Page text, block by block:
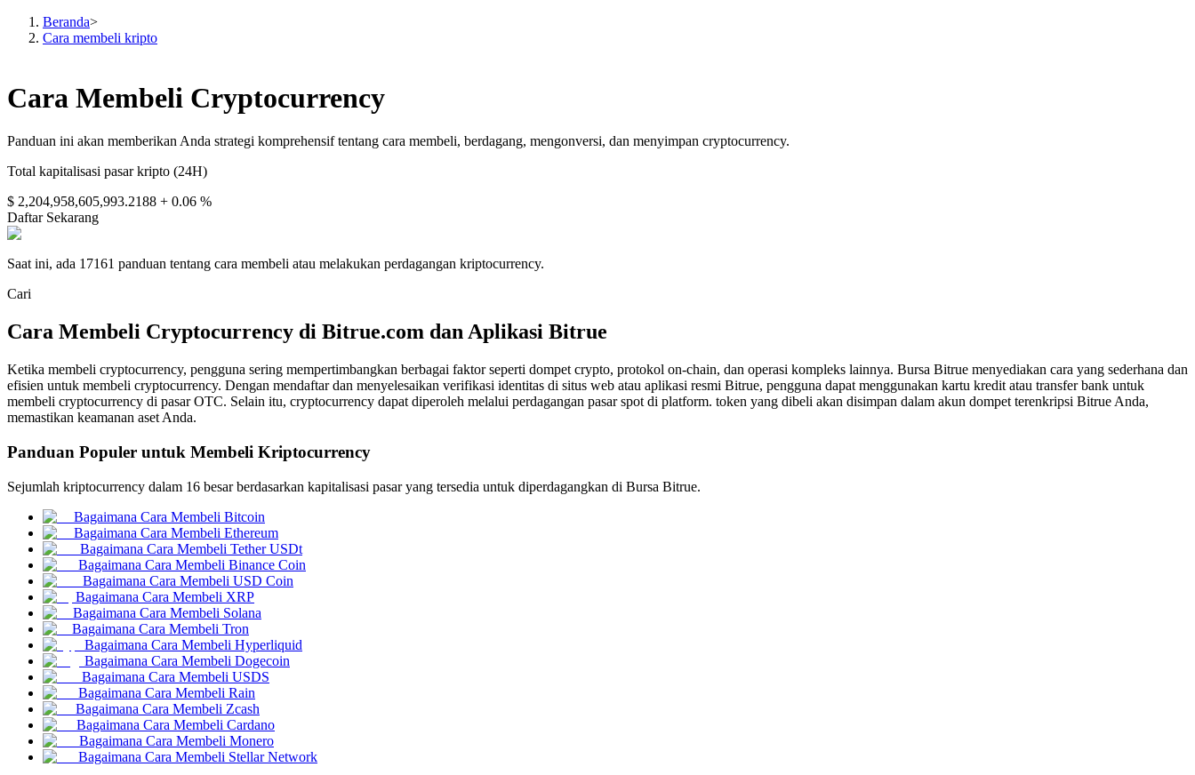
Berjangka
USDT Berjangka
COIN-M Berjangka
Mata Uang Kripto Berjangka
TradFi
Derivatif saham, forex, logam mulia, dan komoditas
Beranda>
Cara membeli kripto
Cara Membeli Cryptocurrency
Panduan ini akan memberikan Anda strategi komprehensif tentang cara membeli, berdagang, mengonversi, dan menyimpan cryptocurrency.
Total kapitalisasi pasar kripto (24H)
$ 2,204,958,605,993.2188 + 0.06 %
Daftar Sekarang
Saat ini, ada 17161 panduan tentang cara membeli atau melakukan perdagangan kriptocurrency.
Cari
Cara Membeli Cryptocurrency di Bitrue.com dan Aplikasi Bitrue
Ketika membeli cryptocurrency, pengguna sering mempertimbangkan berbagai faktor seperti dompet crypto, protokol on-chain, dan operasi kompleks lainnya. Bursa Bitrue menyediakan cara yang sederhana dan
efisien untuk membeli cryptocurrency. Dengan mendaftar dan menyelesaikan verifikasi identitas di situs web atau aplikasi resmi Bitrue, pengguna dapat menggunakan kartu kredit atau transfer bank untuk
membeli cryptocurrency di pasar OTC. Selain itu, cryptocurrency dapat diperoleh melalui perdagangan pasar spot di platform. token yang dibeli akan disimpan dalam akun dompet terenkripsi Bitrue Anda,
memastikan keamanan aset Anda.
Panduan Populer untuk Membeli Kriptocurrency
Sejumlah kriptocurrency dalam 16 besar berdasarkan kapitalisasi pasar yang tersedia untuk diperdagangkan di Bursa Bitrue.
Bagaimana Cara Membeli Bitcoin
Bagaimana Cara Membeli Ethereum
Bagaimana Cara Membeli Tether USDt
Bagaimana Cara Membeli Binance Coin
Bagaimana Cara Membeli USD Coin
Bagaimana Cara Membeli XRP
Bagaimana Cara Membeli Solana
Bagaimana Cara Membeli Tron
Bagaimana Cara Membeli Hyperliquid
Bagaimana Cara Membeli Dogecoin
Bagaimana Cara Membeli USDS
Bagaimana Cara Membeli Rain
Bagaimana Cara Membeli Zcash
Bagaimana Cara Membeli Cardano
Bagaimana Cara Membeli Monero
Bagaimana Cara Membeli Stellar Network